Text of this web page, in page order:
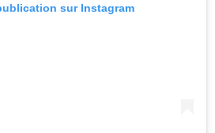
sur Instagram